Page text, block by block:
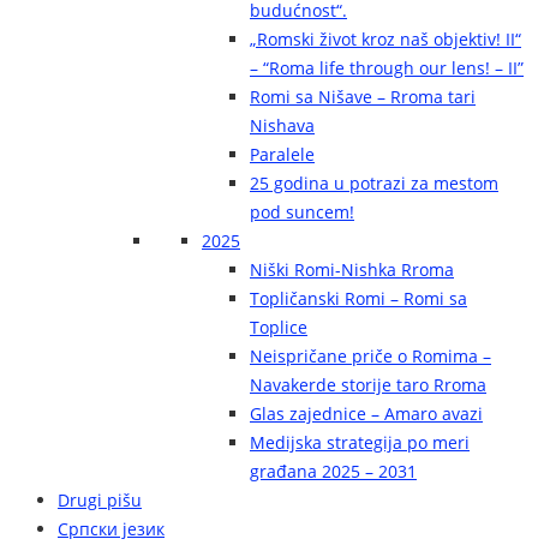
budućnost“.
„Romski život kroz naš objektiv! II“
– “Roma life through our lens! – II”
Romi sa Nišave – Rroma tari
Nishava
Paralele
25 godina u potrazi za mestom
pod suncem!
2025
Niški Romi-Nishka Rroma
Topličanski Romi – Romi sa
Toplice
Neispričane priče o Romima –
Navakerde storije taro Rroma
Glas zajednice – Amaro avazi
Medijska strategija po meri
građana 2025 – 2031
Drugi pišu
Српски језик